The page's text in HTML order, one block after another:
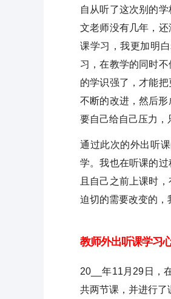
自从听了这次别的
文老师没有几年，
课学习，我更加明
习，在教学的同时
的学识强了，才能
不断的改进，然后
要自己给自己压力，
通过此次的外出听
学。我也在听课的
且自己之前上课时
迫切的需要改变的，
教师外出听课学习
20__年11月29日，
共两节课，并进行了